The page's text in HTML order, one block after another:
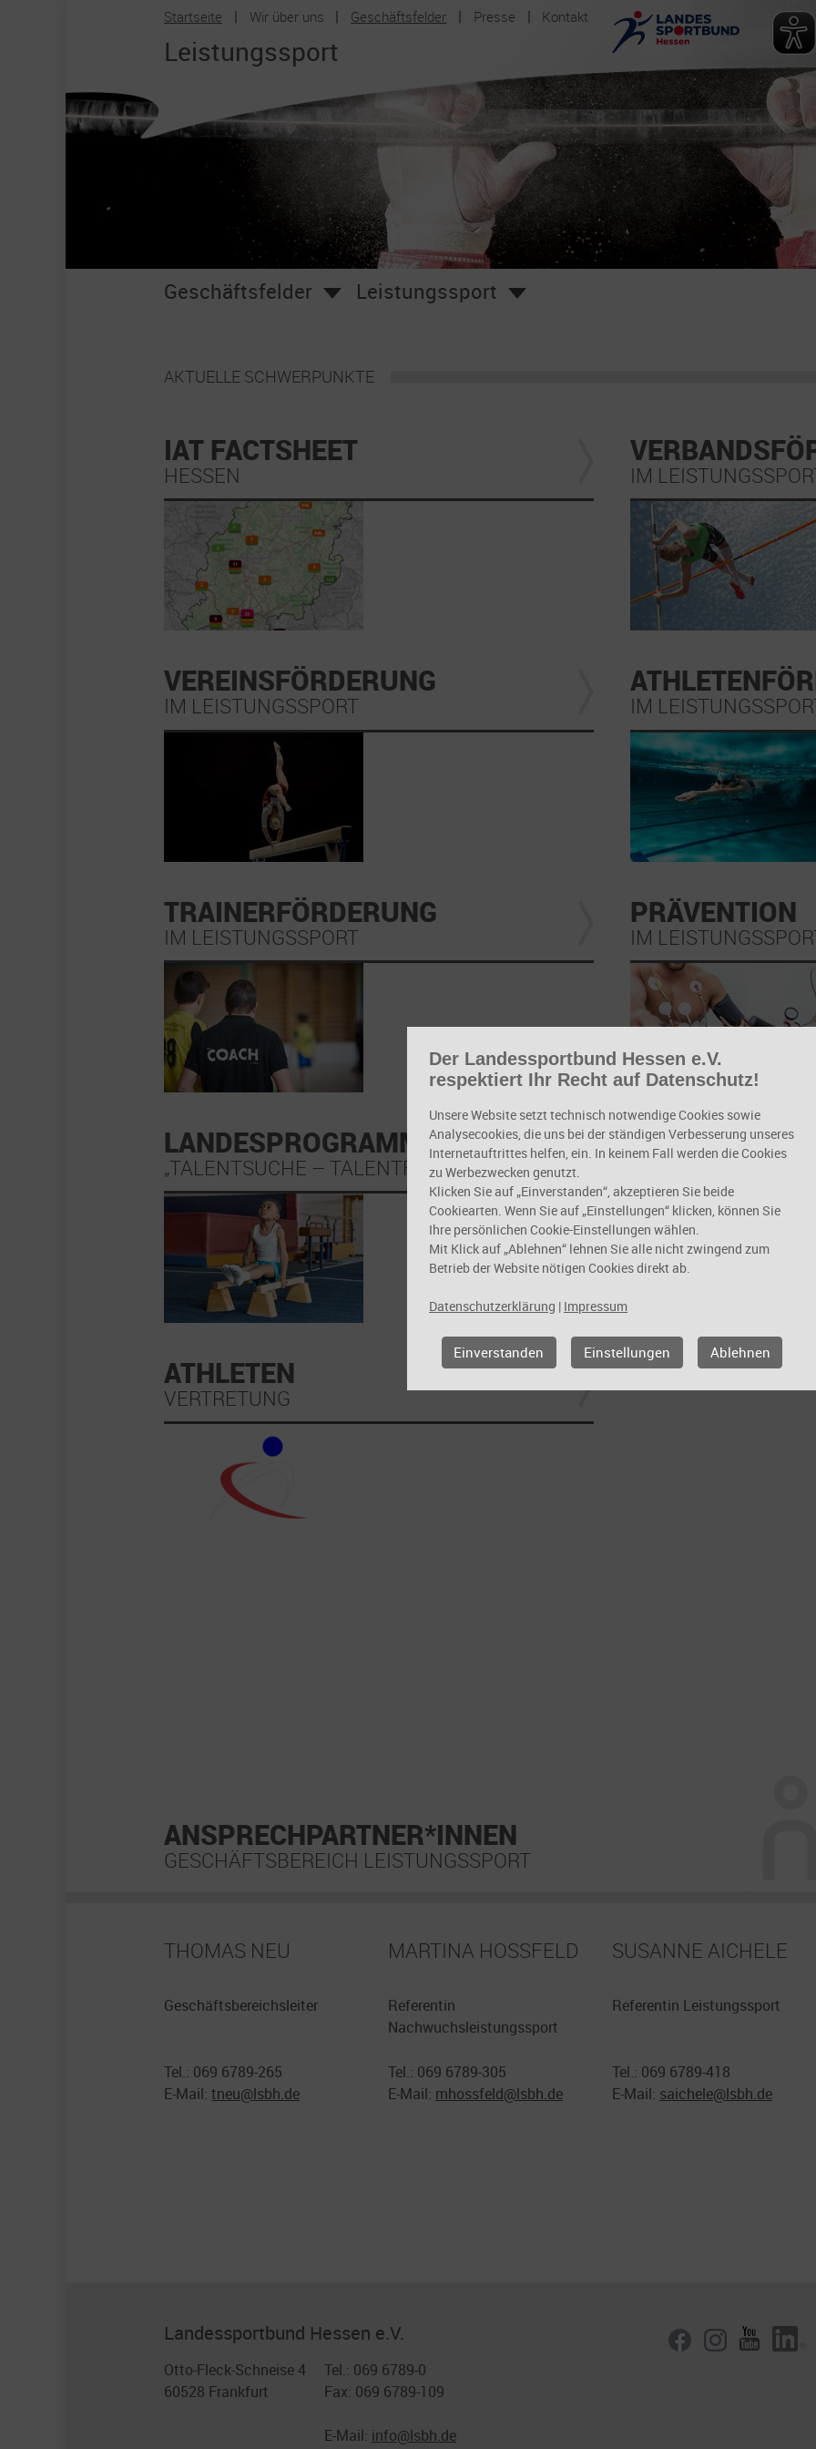
Zum Hauptinhalt springen
Startseite Wir über uns Geschäftsfelder Presse Kontakt
Leistungssport
Geschäftsfelder Leistungssport
AKTUELLE SCHWERPUNKTE
IAT FACTSHEET
HESSEN IM
VEREINSFÖRDERUNG
IM LEISTUNGSSPORT IM
TRAINERFÖRDERUNG
IM LEISTUNGSSPORT
PRÄVENTION
IM
LANDESPROGRAMM
„TALENTSUCHE – TALENTFÖRDERUNG“
FACHBEIRAT
ATHLETEN
VERTRETUNG
ANSPRECHPARTNER*INNEN
GESCHÄFTSBEREICH LEISTUNGSSPORT
THOMAS NEU
Geschäftsbereichsleiter
Tel.: 069 6789-265
E-Mail: tneu@lsbh.de
MARTINA HOSSFELD
Referentin
Nachwuchsleistungssport
Tel.: 069 6789-305
E-Mail: mhossfeld@lsbh.de
SUSANNE AICHELE
Referentin Leistungssport
Tel.: 069 6789-418
E-Mail: saichele@lsbh.de
Landessportbund Hessen e.V.
Otto-Fleck-Schneise 4
60528 Frankfurt
Tel.: 069 6789-0
Fax: 069 6789-109
E-Mail: info@lsbh.de
Der Landessportbund Hessen e.V.
respektiert Ihr Recht auf Datenschutz!
Unsere Website setzt technisch notwendige Cookies sowie
Analysecookies, die uns bei der ständigen Verbesserung unseres
Internetauftrittes helfen, ein. In keinem Fall werden die Cookies
zu Werbezwecken genutzt.
Klicken Sie auf „Einverstanden“, akzeptieren Sie beide
Cookiearten. Wenn Sie auf „Einstellungen“ klicken, können Sie
Ihre persönlichen Cookie-Einstellungen wählen.
Mit Klick auf „Ablehnen“ lehnen Sie alle nicht zwingend zum
Betrieb der Website nötigen Cookies direkt ab.
Datenschutzerklärung | Impressum
Einverstanden Einstellungen Ablehnen